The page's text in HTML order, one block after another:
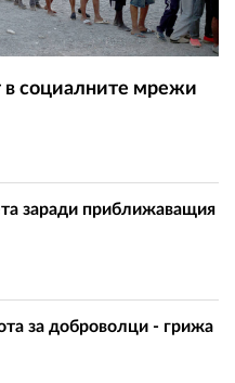
в социалните мрежи
заради приближаващия
за доброволци - грижа